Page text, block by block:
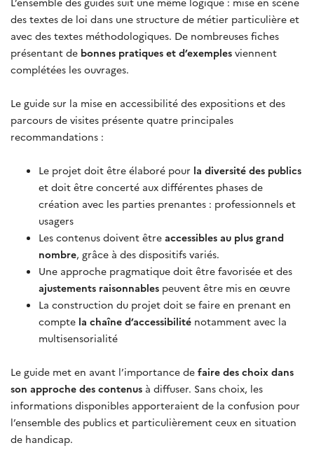
des textes de loi dans une structure de métier particulière et
avec des textes méthodologiques. De nombreuses fiches
présentant de bonnes pratiques et d’exemples viennent
complétées les ouvrages.
Le guide sur la mise en accessibilité des expositions et des
parcours de visites présente quatre principales
recommandations :
Le projet doit être élaboré pour la diversité des publics
et doit être concerté aux différentes phases de
création avec les parties prenantes : professionnels et
usagers
Les contenus doivent être accessibles au plus grand
nombre, grâce à des dispositifs variés.
Une approche pragmatique doit être favorisée et des
ajustements raisonnables peuvent être mis en œuvre
La construction du projet doit se faire en prenant en
compte la chaîne d’accessibilité notamment avec la
multisensorialité
Le guide met en avant l’importance de faire des choix dans
son approche des contenus à diffuser. Sans choix, les
informations disponibles apporteraient de la confusion pour
l’ensemble des publics et particulièrement ceux en situation
de handicap.